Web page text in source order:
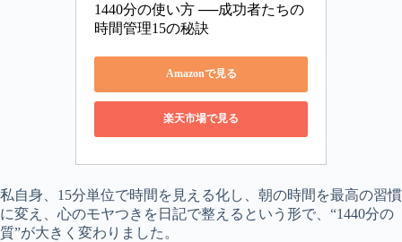
1440分の使い方 ──成功者たちの
時間管理15の秘訣
Amazonで見る
楽天市場で見る
私自身、15分単位で時間を見える化し、朝の時間を最高の習慣
に変え、心のモヤつきを日記で整えるという形で、“1440分の
質”が大きく変わりました。